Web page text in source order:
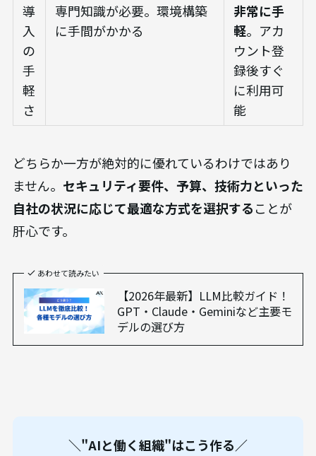
導
入
の
手
軽
さ
専門知識が必要。環境構築
に手間がかかる
非常に手
軽。アカ
ウント登
録後すぐ
に利用可
能
どちらか一方が絶対的に優れているわけではあり
ません。 セキュリティ要件、予算、技術力といった
自社の状況に応じて最適な方式を選択することが
肝心です。
あわせて読みたい
【2026年最新】LLM比較ガイド！
GPT・Claude・Geminiなど主要モ
デルの選び方
＼"AIと働く組織"はこう作る／